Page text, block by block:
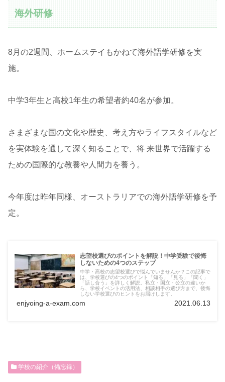
海外研修
8月の2週間、ホームステイもかねて海外語学研修を実
施。
中学3年生と高校1年生の希望者約40名が参加。
さまざまな国の文化や歴史、考え方やライフスタイルなど
を実体験を通して深く知ることで、将 来世界で活躍する
ための国際的な教養や人間力を養う。
今年度は昨年同様、オーストラリアでの海外語学研修を予
定。
志望校選びのポイントを解説！中学受験で後悔
しないための4つのステップ
中学・高校の志望校選びで悩んでいませんか？この記事で
は、学校選びの4つのポイント「知る」「見る」「聞く」
「話し合う」を詳しく解説。私立・国立・公立の違いか
ら、学校イベントの活用法、相談相手の選び方まで、後悔
しない学校選びのヒントをお届けします。
enjyoing-a-exam.com 2021.06.13
学校の紹介（備忘録）